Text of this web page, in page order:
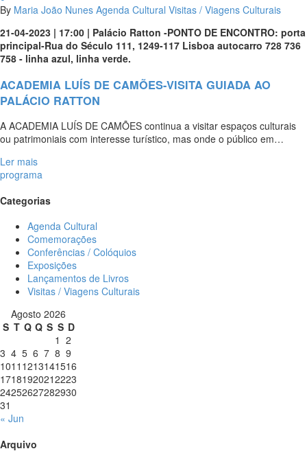
By Maria João Nunes Agenda Cultural Visitas / Viagens Culturais
21-04-2023 | 17:00 | Palácio Ratton -PONTO DE ENCONTRO: porta
principal-Rua do Século 111, 1249-117 Lisboa autocarro 728 736
758 - linha azul, linha verde.
ACADEMIA LUÍS DE CAMÕES-VISITA GUIADA AO
PALÁCIO RATTON
A ACADEMIA LUÍS DE CAMÕES continua a visitar espaços culturais
ou patrimoniais com interesse turístico, mas onde o público em…
Ler mais
programa
Categorias
Agenda Cultural
Comemorações
Conferências / Colóquios
Exposições
Lançamentos de Livros
Visitas / Viagens Culturais
Agosto 2026
S T Q Q S S D
1 2
3 4 5 6 7 8 9
1011 1213141516
17181920212223
24252627282930
31
« Jun
Arquivo